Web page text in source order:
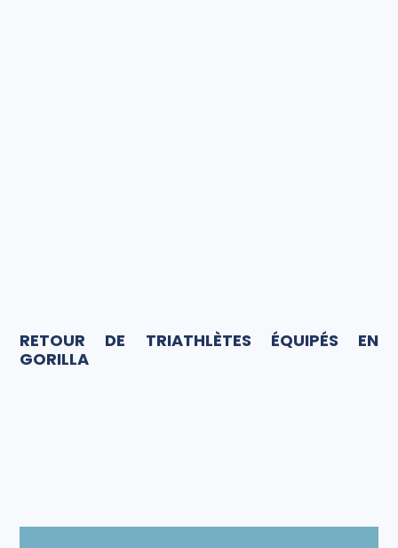
RETOUR DE TRIATHLÈTES ÉQUIPÉS EN
GORILLA